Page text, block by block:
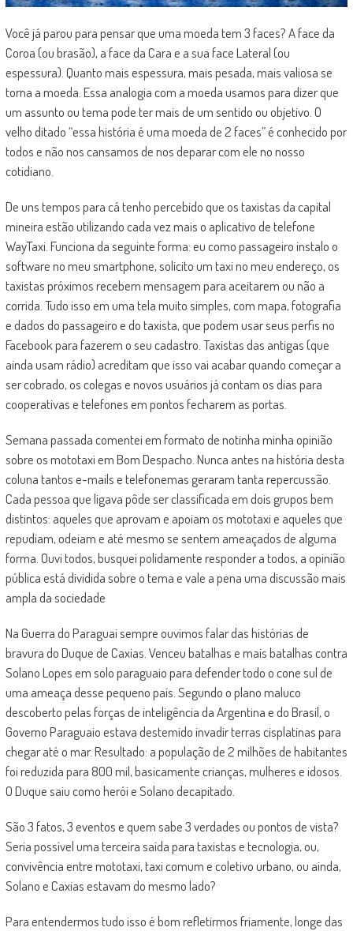
Você já parou para pensar que uma moeda tem 3 faces? A face da
Coroa (ou brasão), a face da Cara e a sua face Lateral (ou
espessura). Quanto mais espessura, mais pesada, mais valiosa se
torna a moeda. Essa analogia com a moeda usamos para dizer que
um assunto ou tema pode ter mais de um sentido ou objetivo. O
velho ditado “essa história é uma moeda de 2 faces” é conhecido por
todos e não nos cansamos de nos deparar com ele no nosso
cotidiano.
De uns tempos para cá tenho percebido que os taxistas da capital
mineira estão utilizando cada vez mais o aplicativo de telefone
WayTaxi. Funciona da seguinte forma: eu como passageiro instalo o
software no meu smartphone, solicito um taxi no meu endereço, os
taxistas próximos recebem mensagem para aceitarem ou não a
corrida. Tudo isso em uma tela muito simples, com mapa, fotografia
e dados do passageiro e do taxista, que podem usar seus perfis no
Facebook para fazerem o seu cadastro. Taxistas das antigas (que
ainda usam rádio) acreditam que isso vai acabar quando começar a
ser cobrado, os colegas e novos usuários já contam os dias para
cooperativas e telefones em pontos fecharem as portas.
Semana passada comentei em formato de notinha minha opinião
sobre os mototaxi em Bom Despacho. Nunca antes na história desta
coluna tantos e-mails e telefonemas geraram tanta repercussão.
Cada pessoa que ligava pôde ser classificada em dois grupos bem
distintos: aqueles que aprovam e apoiam os mototaxi e aqueles que
repudiam, odeiam e até mesmo se sentem ameaçados de alguma
forma. Ouvi todos, busquei polidamente responder a todos, a opinião
pública está dividida sobre o tema e vale a pena uma discussão mais
ampla da sociedade
Na Guerra do Paraguai sempre ouvimos falar das histórias de
bravura do Duque de Caxias. Venceu batalhas e mais batalhas contra
Solano Lopes em solo paraguaio para defender todo o cone sul de
uma ameaça desse pequeno país. Segundo o plano maluco
descoberto pelas forças de inteligência da Argentina e do Brasil, o
Governo Paraguaio estava destemido invadir terras cisplatinas para
chegar até o mar. Resultado: a população de 2 milhões de habitantes
foi reduzida para 800 mil, basicamente crianças, mulheres e idosos.
O Duque saiu como herói e Solano decapitado.
São 3 fatos, 3 eventos e quem sabe 3 verdades ou pontos de vista?
Seria possível uma terceira saída para taxistas e tecnologia, ou,
convivência entre mototaxi, taxi comum e coletivo urbano, ou ainda,
Solano e Caxias estavam do mesmo lado?
Para entendermos tudo isso é bom refletirmos friamente, longe das